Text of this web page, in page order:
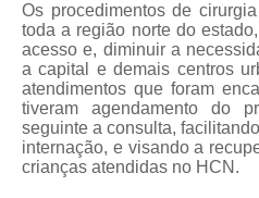
Os procedimentos de
toda a região norte do
acesso e, diminuir a
a capital e demais centros
atendimentos que foram
tiveram agendamento do
seguinte a consulta,
internação, e visando a
crianças atendidas no HCN.